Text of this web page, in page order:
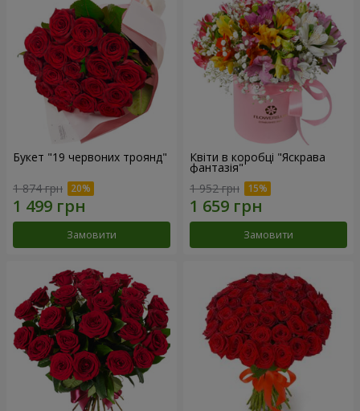
Букет "19 червоних троянд"
1 874 грн
Замовити
Квіти в коробці "Яскрава
фантазія"
1 952 грн
Замовити